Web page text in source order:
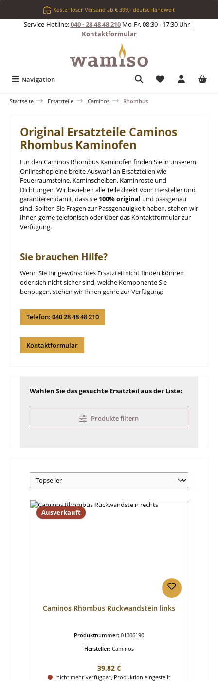
Zum Hauptinhalt springenKostenloser Versand ab € 399,- deutschlandweit
Service-Hotline:040 - 28 48 48 210Mo-Fr, 08:30 - 17:30 Uhr |
Kontaktformular
Navigation Du hast 0
Startseite Ersatzteile Caminos Rhombus
Original Ersatzteile Caminos
Rhombus Kaminofen
Für den Caminos Rhombus Kaminofen finden Sie in unserem
Onlineshop eine breite Auswahl an Ersatzteilen wie
Feuerraumsteine, Kaminscheiben, Kaminroste und
Dichtungen. Wir beziehen alle Teile direkt vom Hersteller und
garantieren damit, dass sie 100% original und passgenau
sind. Sollten Sie Fragen zur Passgenauigkeit haben, stehen wir
Ihnen gerne telefonisch oder über das Kontaktformular zur
Verfügung.
Sie brauchen Hilfe?
Wenn Sie Ihr gewünschtes Ersatzteil nicht finden können
oder sich nicht sicher sind, welche Komponente Sie
benötigen, stehen wir Ihnen gerne zur Verfügung:
Telefon: 040 28 48 48 210
Kontaktformular
Wählen Sie das gesuchte Ersatzteil aus der Liste:
Produkte filtern
Ausverkauft
Caminos Rhombus Rückwandstein links
Produktnummer: 01006190
Hersteller: Caminos
Regulärer Preis:
39,82 €
nicht mehr verfügbar, Produktion eingestellt